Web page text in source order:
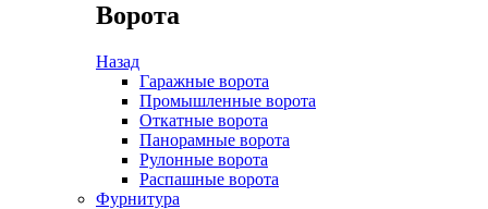
Ворота
Назад
Гаражные ворота
Промышленные ворота
Откатные ворота
Панорамные ворота
Рулонные ворота
Распашные ворота
Фурнитура